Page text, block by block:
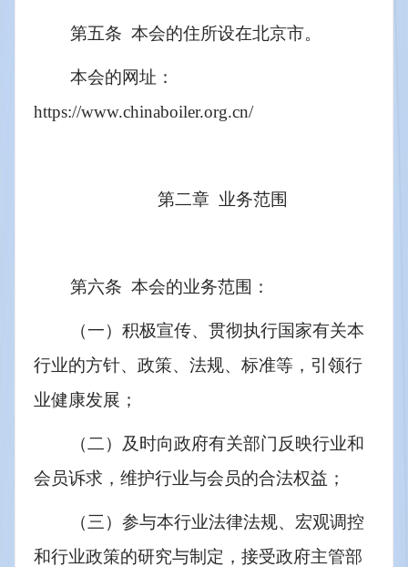
第五条  本会的住所设在北京市。
本会的网址：
https://www.chinaboiler.org.cn/
第二章  业务范围
第六条  本会的业务范围：
（一）积极宣传、贯彻执行国家有关本
行业的方针、政策、法规、标准等，引领行
业健康发展；
（二）及时向政府有关部门反映行业和
会员诉求，维护行业与会员的合法权益；
（三）参与本行业法律法规、宏观调控
和行业政策的研究与制定，接受政府主管部